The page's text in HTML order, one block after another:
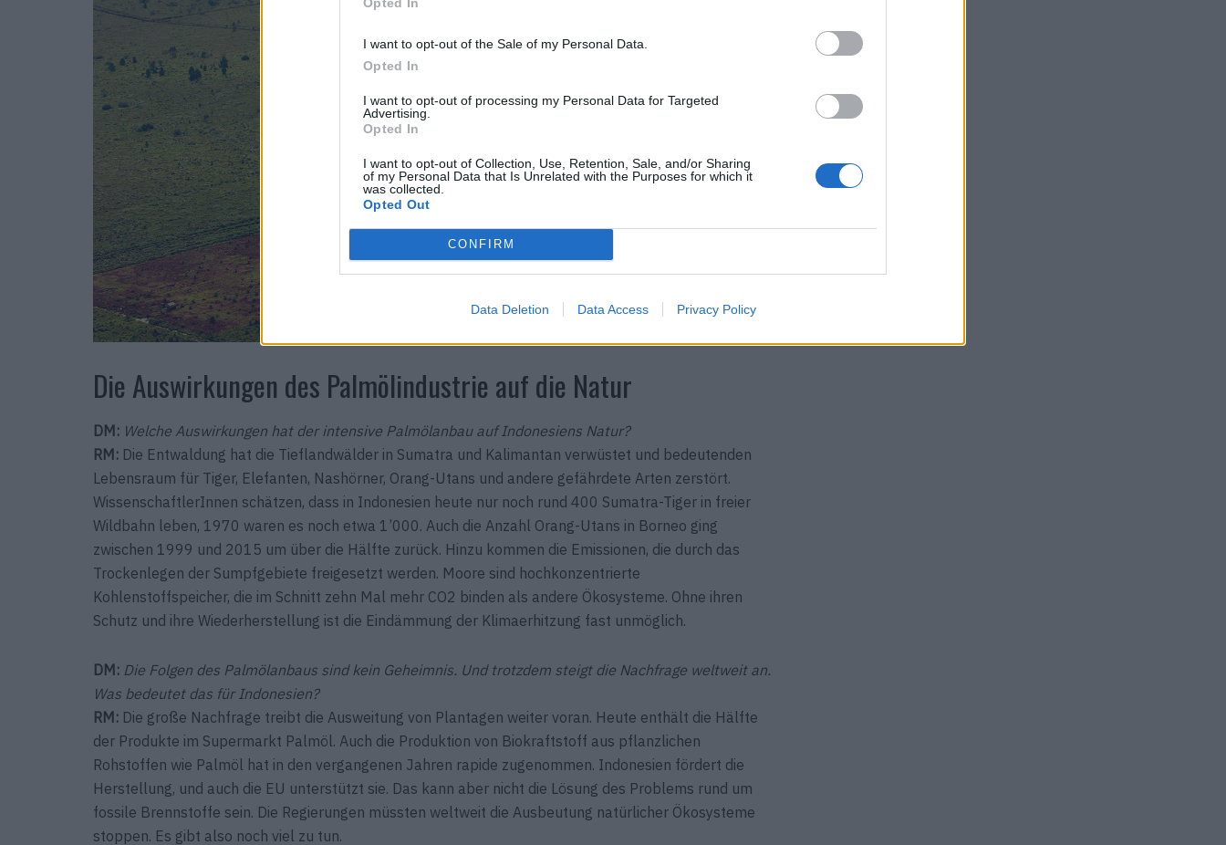
I want to opt-out of the Sale of my Personal Data.
Opted In
I want to opt-out of processing my Personal Data for Targeted
Advertising.
Opted In
I want to opt-out of Collection, Use, Retention, Sale, and/or Sharing
of my Personal Data that Is Unrelated with the Purposes for which it
was collected.
Opted Out
CONFIRM
Data Deletion Data Access Privacy Policy
Die Auswirkungen des Palmölindustrie auf die Natur
DM: Welche Auswirkungen hat der intensive Palmölanbau auf Indonesiens Natur?
RM: Die Entwaldung hat die Tieflandwälder in Sumatra und Kalimantan verwüstet und bedeutenden
Lebensraum für Tiger, Elefanten, Nashörner, Orang-Utans und andere gefährdete Arten zerstört.
WissenschaftlerInnen schätzen, dass in Indonesien heute nur noch rund 400 Sumatra-Tiger in freier
Wildbahn leben, 1970 waren es noch etwa 1’000. Auch die Anzahl Orang-Utans in ­Borneo ging
zwischen 1999 und 2015 um über die Hälfte zurück. Hinzu kommen die Emissionen, die durch das
Trockenlegen der Sumpfgebiete freigesetzt werden. Moore sind hochkonzentrierte
Kohlenstoffspeicher, die im Schnitt zehn Mal mehr CO2 binden als andere Ökosysteme. Ohne ihren
Schutz und ihre Wiederherstellung ist die Eindämmung der Klimaerhitzung fast unmöglich.
DM: Die Folgen des Palmölanbaus sind kein Geheimnis. Und trotzdem steigt die Nachfrage weltweit an.
Was bedeutet das für Indonesien?
RM: Die große Nachfrage treibt die Ausweitung von Plantagen weiter voran. Heute enthält die Hälfte
der ­Produkte im Supermarkt Palmöl. Auch die Produktion von Biokraftstoff aus pflanzlichen
Rohstoffen wie Palmöl hat in den vergangenen Jahren rapide zugenommen. Indonesien fördert die
Herstellung, und auch die EU unterstützt sie. Das kann aber nicht die Lösung des Problems rund um
fossile Brennstoffe sein. Die Regierungen müssten weltweit die Ausbeutung natürlicher Ökosysteme
stoppen. Es gibt also noch viel zu tun.